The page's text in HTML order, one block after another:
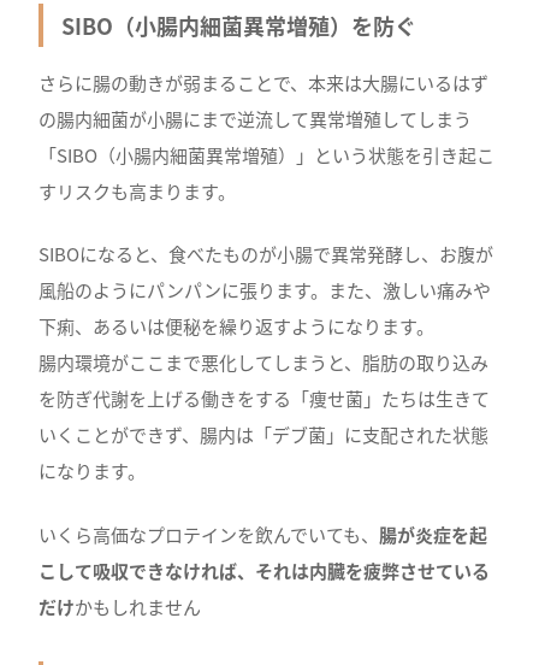
SIBO（小腸内細菌異常増殖）を防ぐ
さらに腸の動きが弱まることで、本来は大腸にいるはず
の腸内細菌が小腸にまで逆流して異常増殖してしまう
「SIBO（小腸内細菌異常増殖）」という状態を引き起こ
すリスクも高まります。
SIBOになると、食べたものが小腸で異常発酵し、お腹が
風船のようにパンパンに張ります。また、激しい痛みや
下痢、あるいは便秘を繰り返すようになります。
腸内環境がここまで悪化してしまうと、脂肪の取り込み
を防ぎ代謝を上げる働きをする「痩せ菌」たちは生きて
いくことができず、腸内は「デブ菌」に支配された状態
になります。
いくら高価なプロテインを飲んでいても、 腸が炎症を起
こして吸収できなければ、それは内臓を疲弊させている
だけかもしれません